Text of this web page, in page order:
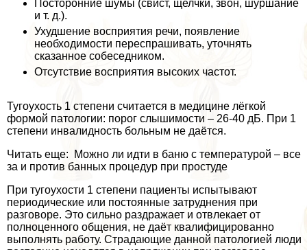
Посторонние шумы (свист, щелчки, звон, шуршание
и т. д.).
Ухудшение восприятия речи, появление
необходимости переспрашивать, уточнять
сказанное собеседником.
Отсутствие восприятия высоких частот.
Тугоухость 1 степени считается в медицине лёгкой
формой патологии: порог слышимости – 26-40 дБ. При 1
степени инвалидность больным не даётся.
Читать еще: Можно ли идти в баню с температурой – все
за и против банных процедур при простуде
При тугоухости 1 степени пациенты испытывают
периодические или постоянные затруднения при
разговоре. Это сильно раздражает и отвлекает от
полноценного общения, не даёт квалифицированно
выполнять работу. Страдающие данной патологией люди